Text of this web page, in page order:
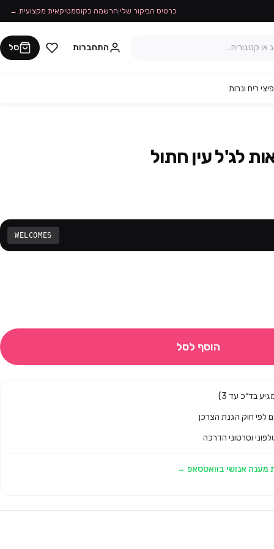
כרטיס הביקור שלי הרשמה כקוסמטיקאית מקצועית →
התחברות סל
ריח ונרות
לג'ל עין חתול
WELCOMES
הוסף לסל
וסרטוני הדרכה
אנושי בוואטסאפ →